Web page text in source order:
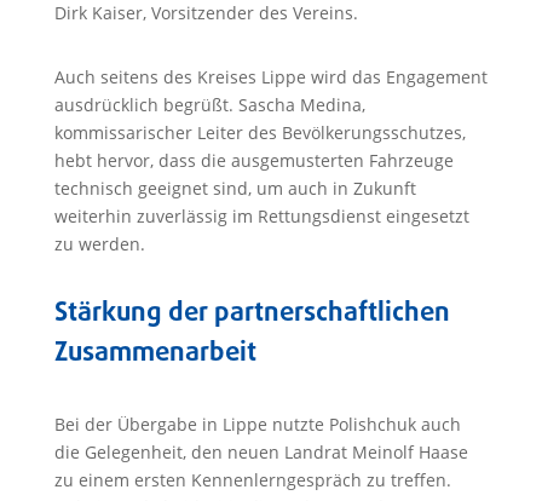
Dirk Kaiser, Vorsitzender des Vereins.
Auch seitens des Kreises Lippe wird das Engagement
ausdrücklich begrüßt. Sascha Medina,
kommissarischer Leiter des Bevölkerungsschutzes,
hebt hervor, dass die ausgemusterten Fahrzeuge
technisch geeignet sind, um auch in Zukunft
weiterhin zuverlässig im Rettungsdienst eingesetzt
zu werden.
Stärkung der partnerschaftlichen
Zusammenarbeit
Bei der Übergabe in Lippe nutzte Polishchuk auch
die Gelegenheit, den neuen Landrat Meinolf Haase
zu einem ersten Kennenlerngespräch zu treffen.